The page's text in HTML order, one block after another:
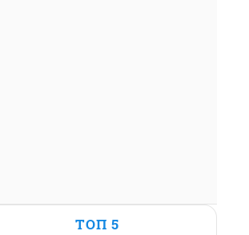
ТОП 5